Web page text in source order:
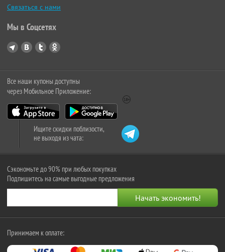
Связаться с нами
Мы в Соцсетях
Все наши купоны доступны
через Мобильное Приложение:
Ищите скидки поблизости,
не выходя из чата:
Сэкономьте до 90% при любых покупках
Подпишитесь на самые выгодные предложения
Принимаем к оплате: